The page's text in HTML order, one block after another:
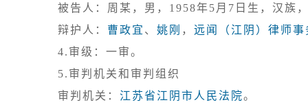
被告人：周某，男，1958年5月7日生，汉族
辩护人： 曹政宜 、 姚刚 ， 远闻（江阴）律师事
4.审级：一审。
5.审判机关和审判组织
审判机关： 江苏省江阴市人民法院。